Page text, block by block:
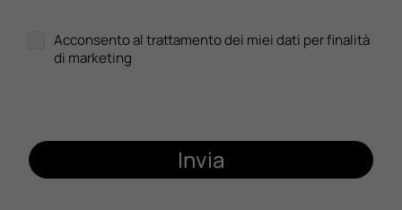
Acconsento al trattamento dei miei dati per finalità
di marketing
Invia